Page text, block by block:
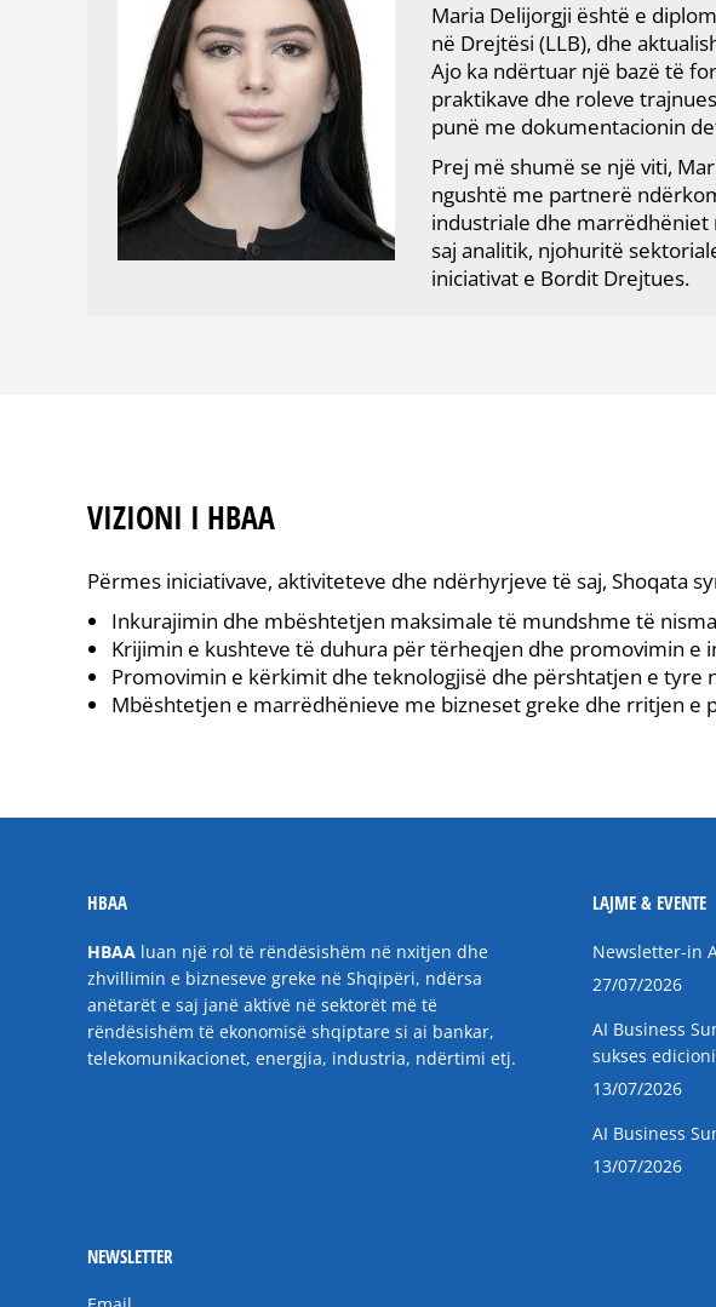
Maria Delijorgji është e
në Drejtësi (LLB), dhe
Ajo ka ndërtuar një bazë të
praktikave dhe roleve
punë me dokumentacionin
Prej më shumë se një viti,
ngushtë me partnerë
industriale dhe
saj analitik, njohuritë
iniciativat e Bordit Drejtues.
VIZIONI I HBAA
Përmes iniciativave, aktiviteteve dhe ndërhyrjeve të saj, Shoqata
Inkurajimin dhe mbështetjen maksimale të mundshme të
Krijimin e kushteve të duhura për tërheqjen dhe promovimin e
Promovimin e kërkimit dhe teknologjisë dhe përshtatjen e tyre
Mbështetjen e marrëdhënieve me bizneset greke dhe rritjen e
HBAA
HBAA luan një rol të rëndësishëm në nxitjen dhe
zhvillimin e bizneseve greke në Shqipëri, ndërsa
anëtarët e saj janë aktivë në sektorët më të
rëndësishëm të ekonomisë shqiptare si ai bankar,
telekomunikacionet, energjia, industria, ndërtimi etj.
LAJME & EVENTE
Newsletter-in
27/07/2026
AI Business
sukses
13/07/2026
AI Business
13/07/2026
NEWSLETTER